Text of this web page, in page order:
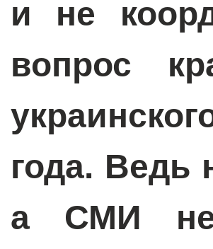
и не
вопрос
года. Ведь
а СМИ